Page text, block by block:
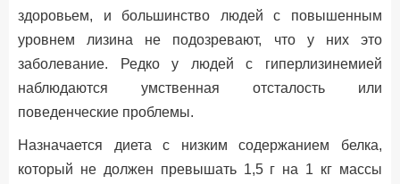
здоровьем, и большинство людей с повышенным
уровнем лизина не подозревают, что у них это
заболевание. Редко у людей с гиперлизинемией
наблюдаются умственная отсталость или
поведенческие проблемы.
Назначается диета с низким содержанием белка,
который не должен превышать 1,5 г на 1 кг массы